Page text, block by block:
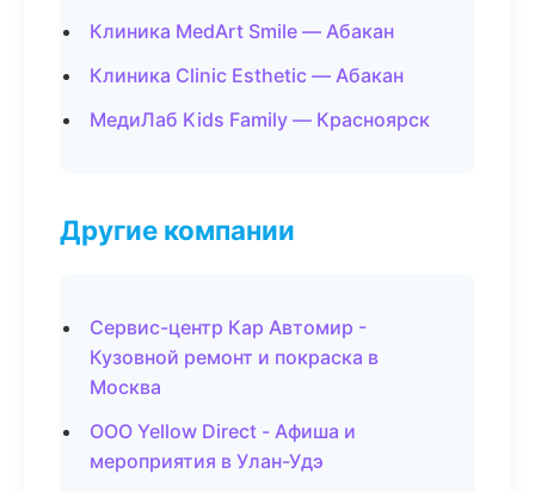
Клиника MedArt Smile — Абакан
Клиника Clinic Esthetic — Абакан
МедиЛаб Kids Family — Красноярск
Другие компании
Сервис-центр Кар Автомир -
Кузовной ремонт и покраска в
Москва
ООО Yellow Direct - Афиша и
мероприятия в Улан-Удэ